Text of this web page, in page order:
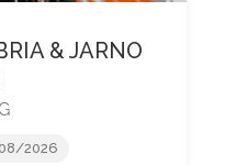
& JARNO
2026